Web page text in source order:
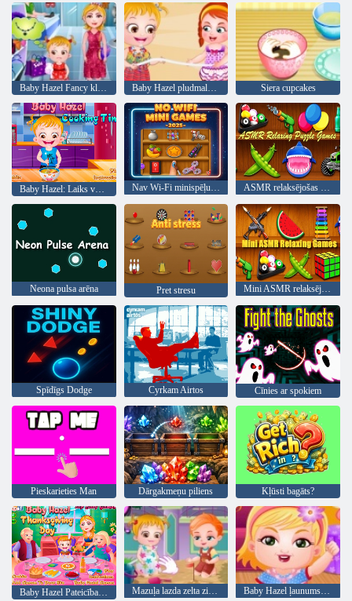
Baby Hazel Fancy kleita Baby Hazel pludmales ballīte Siera cupcakes
Nav Wi-Fi minispēļu 2025 ASMR relaksējošas atjautības spēles
Neona pulsa arēna Pret stresu Mini ASMR relaksējošas spēles
Spīdīgs Dodge Cyrkam Airtos Cīnies ar spokiem
Pieskarieties Man Dārgakmeņu piliens Kļūsti bagāts?
Mazuļa lazda zelta zivtiņa Baby Hazel ļaunums laiks